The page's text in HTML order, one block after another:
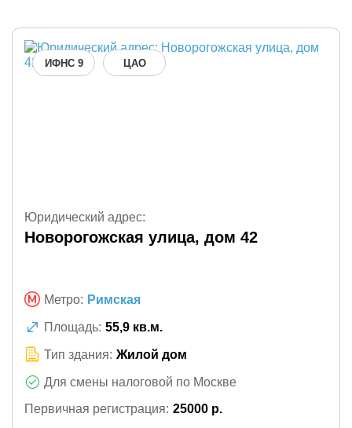
ИФНС 9 ЦАО
Юридический адрес:
Новорогожская улица, дом 42
Метро: Римская
Площадь: 55,9 кв.м.
Тип здания: Жилой дом
Для смены налоговой по Москве
Первичная регистрация: 25000 р.